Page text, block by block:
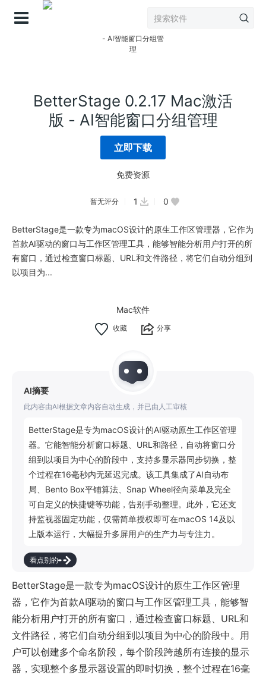
BetterStage 0.2.17 Mac激活
版 - AI智能窗口分组管理
立即下载
免费资源
暂无评分 1 0
BetterStage是一款专为macOS设计的原生工作区管理器，它作为
首款AI驱动的窗口与工作区管理工具，能够智能分析用户打开的所
有窗口，通过检查窗口标题、URL和文件路径，将它们自动分组到
以项目为...
Mac软件
分享
AI摘要
此内容由AI根据文章内容自动生成，并已由人工审核
BetterStage是专为macOS设计的AI驱动原生工作区管理
器。它能智能分析窗口标题、URL和路径，自动将窗口分
组到以项目为中心的阶段中，支持多显示器同步切换，整
个过程在16毫秒内无延迟完成。该工具集成了AI自动布
局、Bento Box平铺算法、Snap Wheel径向菜单及完全
可自定义的快捷键等功能，告别手动整理。此外，它还支
持监视器固定功能，仅需简单授权即可在macOS 14及以
上版本运行，大幅提升多屏用户的生产力与专注力。
看点别的
BetterStage是一款专为macOS设计的原生工作区管理
器，它作为首款AI驱动的窗口与工作区管理工具，能够智
能分析用户打开的所有窗口，通过检查窗口标题、URL和
文件路径，将它们自动分组到以项目为中心的阶段中。用
户可以创建多个命名阶段，每个阶段跨越所有连接的显示
器，实现整个多显示器设置的即时切换，整个过程在16毫